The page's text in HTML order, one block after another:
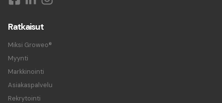
Ratkaisut
Miksi Groweo®
Myynti
Markkinointi
Asiakaspalvelu
Rekrytointi